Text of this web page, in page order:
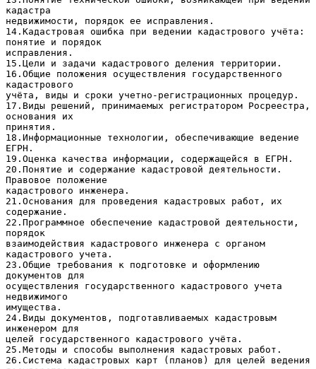
кадастра
недвижимости, порядок ее исправления.
14.Кадастровая ошибка при ведении кадастрового учёта:
понятие и порядок
исправления.
15.Цели и задачи кадастрового деления территории.
16.Общие положения осуществления государственного
кадастрового
учёта, виды и сроки учетно-регистрационных процедур.
17.Виды решений, принимаемых регистратором Росреестра,
основания их
принятия.
18.Информационные технологии, обеспечивающие ведение
ЕГРН.
19.Оценка качества информации, содержащейся в ЕГРН.
20.Понятие и содержание кадастровой деятельности.
Правовое положение
кадастрового инженера.
21.Основания для проведения кадастровых работ, их
содержание.
22.Программное обеспечение кадастровой деятельности,
порядок
взаимодействия кадастрового инженера с органом
кадастрового учета.
23.Общие требования к подготовке и оформлению
документов для
осуществления государственного кадастрового учета
недвижимого
имущества.
24.Виды документов, подготавливаемых кадастровым
инженером для
целей государственного кадастрового учёта.
25.Методы и способы выполнения кадастровых работ.
26.Система кадастровых карт (планов) для целей ведения